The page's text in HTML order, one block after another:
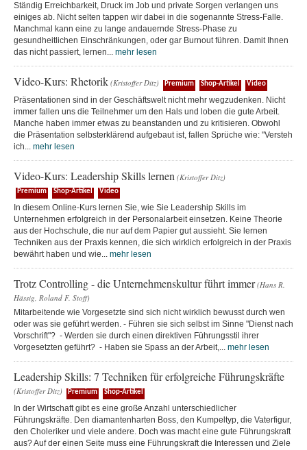
Ständig Erreichbarkeit, Druck im Job und private Sorgen verlangen uns
einiges ab. Nicht selten tappen wir dabei in die sogenannte Stress-Falle.
Manchmal kann eine zu lange andauernde Stress-Phase zu
gesundheitlichen Einschränkungen, oder gar Burnout führen. Damit Ihnen
das nicht passiert, lernen... mehr lesen
Video-Kurs: Rhetorik (Kristoffer Ditz) Premium Shop-Artikel Video
Präsentationen sind in der Geschäftswelt nicht mehr wegzudenken. Nicht
immer fallen uns die Teilnehmer um den Hals und loben die gute Arbeit.
Manche haben immer etwas zu beanstanden und zu kritisieren. Obwohl
die Präsentation selbsterklärend aufgebaut ist, fallen Sprüche wie: "Versteh
ich... mehr lesen
Video-Kurs: Leadership Skills lernen (Kristoffer Ditz)
Premium Shop-Artikel Video
In diesem Online-Kurs lernen Sie, wie Sie Leadership Skills im
Unternehmen erfolgreich in der Personalarbeit einsetzen. Keine Theorie
aus der Hochschule, die nur auf dem Papier gut aussieht. Sie lernen
Techniken aus der Praxis kennen, die sich wirklich erfolgreich in der Praxis
bewährt haben und wie... mehr lesen
Trotz Controlling - die Unternehmenskultur führt immer (Hans R.
Hässig, Roland F. Stoff)
Mitarbeitende wie Vorgesetzte sind sich nicht wirklich bewusst durch wen
oder was sie geführt werden. - Führen sie sich selbst im Sinne "Dienst nach
Vorschrift"? - Werden sie durch einen direktiven Führungsstil ihrer
Vorgesetzten geführt? - Haben sie Spass an der Arbeit,... mehr lesen
Leadership Skills: 7 Techniken für erfolgreiche Führungskräfte
(Kristoffer Ditz) Premium Shop-Artikel
In der Wirtschaft gibt es eine große Anzahl unterschiedlicher
Führungskräfte. Den diamantenharten Boss, den Kumpeltyp, die Vaterfigur,
den Choleriker und viele andere. Doch was macht eine gute Führungskraft
aus? Auf der einen Seite muss eine Führungskraft die Interessen und Ziele